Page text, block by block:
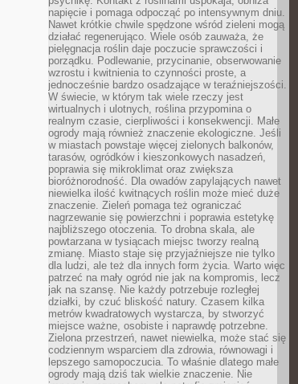
napięcie i pomaga odpocząć po intensywnym dniu.
Nawet krótkie chwile spędzone wśród zieleni mogą
działać regenerująco. Wiele osób zauważa, że
pielęgnacja roślin daje poczucie sprawczości i
porządku. Podlewanie, przycinanie, obserwowanie
wzrostu i kwitnienia to czynności proste, a
jednocześnie bardzo osadzające w teraźniejszości.
W świecie, w którym tak wiele rzeczy jest
wirtualnych i ulotnych, roślina przypomina o
realnym czasie, cierpliwości i konsekwencji. Małe
ogrody mają również znaczenie ekologiczne. Jeśli
w miastach powstaje więcej zielonych balkonów,
tarasów, ogródków i kieszonkowych nasadzeń,
poprawia się mikroklimat oraz zwiększa
bioróżnorodność. Dla owadów zapylających nawet
niewielka ilość kwitnących roślin może mieć duże
znaczenie. Zieleń pomaga też ograniczać
nagrzewanie się powierzchni i poprawia estetykę
najbliższego otoczenia. To drobna skala, ale
powtarzana w tysiącach miejsc tworzy realną
zmianę. Miasto staje się przyjaźniejsze nie tylko
dla ludzi, ale też dla innych form życia. Warto więc
patrzeć na mały ogród nie jak na kompromis, lecz
jak na szansę. Nie każdy potrzebuje rozległej
działki, by czuć bliskość natury. Czasem kilka
metrów kwadratowych wystarcza, by stworzyć
miejsce ważne, osobiste i naprawdę potrzebne.
Zielona przestrzeń, nawet niewielka, może stać się
codziennym wsparciem dla zdrowia, równowagi i
lepszego samopoczucia. To właśnie dlatego małe
ogrody mają dziś tak wielkie znaczenie. Nie